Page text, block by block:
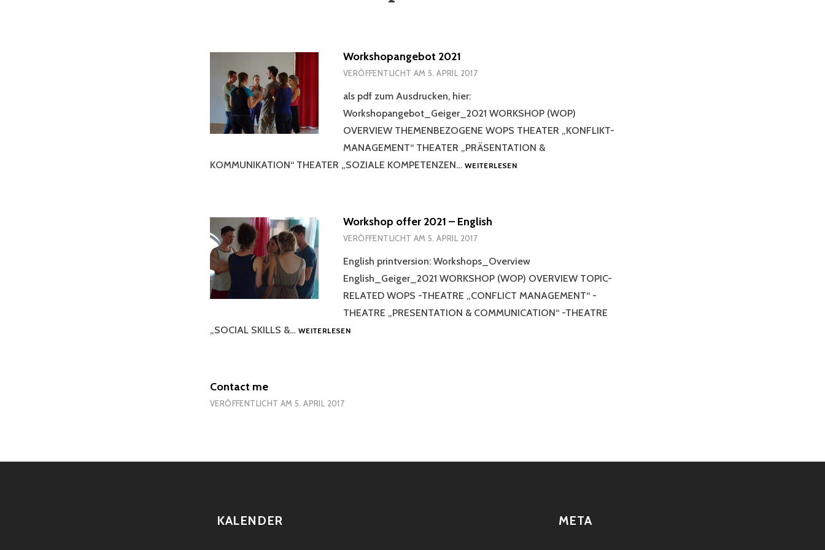
Workshopangebot 2021
VERÖFFENTLICHT AM5. APRIL 2017
als pdf zum Ausdrucken, hier:
Workshopangebot_Geiger_2021 WORKSHOP (WOP)
OVERVIEW THEMENBEZOGENE WOPS THEATER „KONFLIKT-
MANAGEMENT“ THEATER „PRÄSENTATION &
KOMMUNIKATION“ THEATER „SOZIALE KOMPETENZEN… WEITERLESENWORKSHOPANGEBOT
Workshop offer 2021 – English
VERÖFFENTLICHT AM5. APRIL 2017
English printversion: Workshops_Overview
English_Geiger_2021 WORKSHOP (WOP) OVERVIEW TOPIC-
RELATED WOPS -THEATRE „CONFLICT MANAGEMENT“ -
THEATRE „PRESENTATION & COMMUNICATION“ -THEATRE
„SOCIAL SKILLS &… WEITERLESENWORKSHOP
Contact me
VERÖFFENTLICHT AM5. APRIL 2017
KALENDER META